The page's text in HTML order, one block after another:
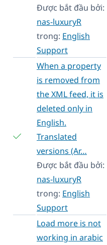
Được bắt đầu bởi:
nas-luxuryR
trong: English
Support
When a property
is removed from
the XML feed, it is
deleted only in
English.
Translated
versions (Ar…
Được bắt đầu bởi:
nas-luxuryR
trong: English
Support
Load more is not
working in arabic